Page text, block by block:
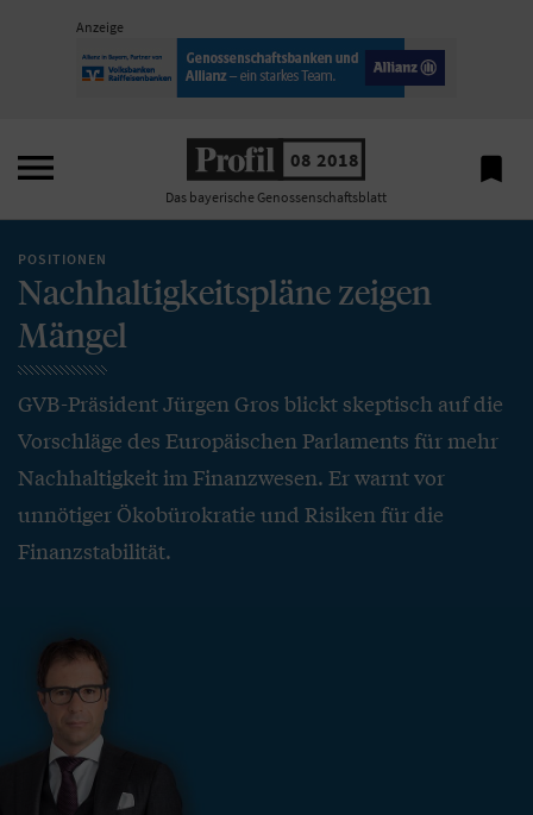
Anzeige
 08 2018
Das bayerische Genossenschaftsblatt

POSITIONEN
Nachhaltigkeitspläne zeigen
Mängel
GVB-Präsident Jürgen Gros blickt skeptisch auf die
Vorschläge des Europäischen Parlaments für mehr
Nachhaltigkeit im Finanzwesen. Er warnt vor
unnötiger Ökobürokratie und Risiken für die
Finanzstabilität.